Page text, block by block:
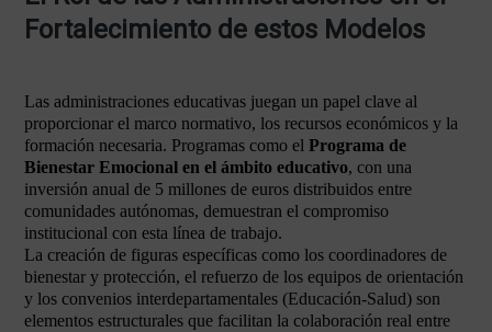
Fortalecimiento de estos Modelos
Las administraciones educativas juegan un papel clave al
proporcionar el marco normativo, los recursos económicos y la
formación necesaria. Programas como el Programa de
Bienestar Emocional en el ámbito educativo, con una
inversión anual de 5 millones de euros distribuidos entre
comunidades autónomas, demuestran el compromiso
institucional con esta línea de trabajo.
La creación de figuras específicas como los coordinadores de
bienestar y protección, el refuerzo de los equipos de orientación
y los convenios interdepartamentales (Educación-Salud) son
elementos estructurales que facilitan la colaboración real entre